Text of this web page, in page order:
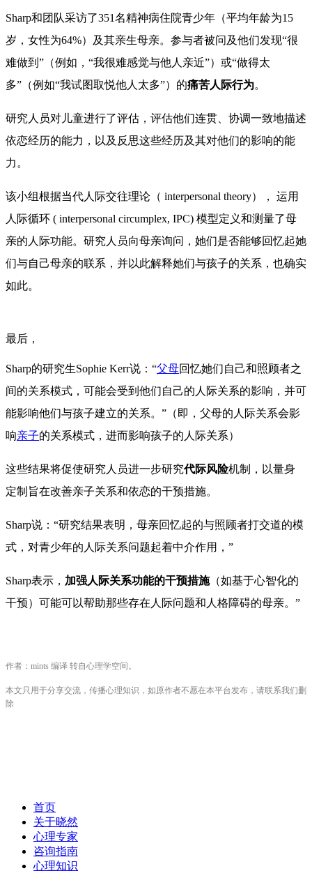
Sharp和团队采访了351名精神病住院青少年（平均年龄为15
岁，女性为64%）及其亲生母亲。参与者被问及他们发现“很
难做到”（例如，“我很难感觉与他人亲近”）或“做得太
多”（例如“我试图取悦他人太多”）的痛苦人际行为。
研究人员对儿童进行了评估，评估他们连贯、协调一致地描述
依恋经历的能力，以及反思这些经历及其对他们的影响的能
力。
该小组根据当代人际交往理论（ interpersonal theory）， 运用
人际循环 ( interpersonal circumplex, IPC) 模型定义和测量了母
亲的人际功能。研究人员向母亲询问，她们是否能够回忆起她
们与自己母亲的联系，并以此解释她们与孩子的关系，也确实
如此。
最后，
Sharp的研究生Sophie Kerr说：“父母回忆她们自己和照顾者之
间的关系模式，可能会受到他们自己的人际关系的影响，并可
能影响他们与孩子建立的关系。”（即，父母的人际关系会影
响亲子的关系模式，进而影响孩子的人际关系）
这些结果将促使研究人员进一步研究代际风险机制，以量身
定制旨在改善亲子关系和依恋的干预措施。
Sharp说：“研究结果表明，母亲回忆起的与照顾者打交道的模
式，对青少年的人际关系问题起着中介作用，”
Sharp表示， 加强人际关系功能的干预措施（如基于心智化的
干预）可能可以帮助那些存在人际问题和人格障碍的母亲。”
作者： mints 编译 转自心理学空间。
本文只用于分享交流，传播心理知识，如原作者不愿在本平台发布，请联系我们删
除
首页
关于晓然
心理专家
咨询指南
心理知识